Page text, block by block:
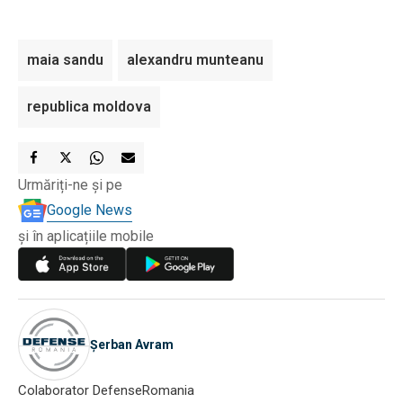
maia sandu alexandru munteanu
republica moldova
Urmăriți-ne și pe
Google News
și în aplicațiile mobile
Șerban Avram
Colaborator DefenseRomania